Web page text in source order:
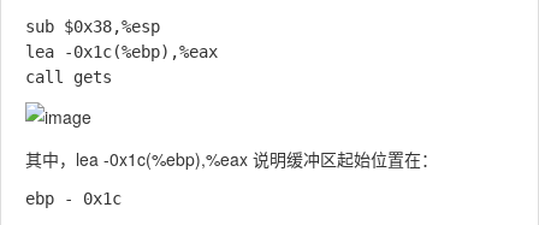
sub $0x38,%esp
lea -0x1c(%ebp),%eax
其中， lea -0x1c(%ebp),%eax 说明缓冲区起始位置在：